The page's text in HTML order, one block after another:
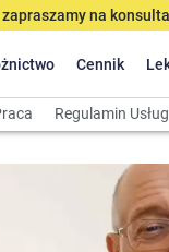
na
Cennik
Regulamin Usług